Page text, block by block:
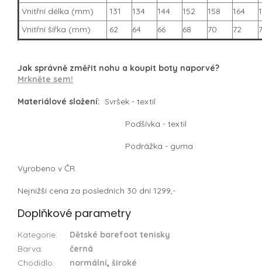
Vnitřní délka (mm)
131 134 144 152 158 164
Vnitřní šířka (mm)
62 64 66 68 70 72
Jak správně změřit nohu a koupit boty naporvé?
Mrkněte sem!
Materiálové složení: Svršek - textil
Podšívka - textil
Podrážka - guma
Vyrobeno v ČR.
Nejnižší cena za posledních 30 dní 1299,-
Doplňkové parametry
Kategorie:
Dětské barefoot tenisky
Barva:
černá
Chodidlo: normální, široké